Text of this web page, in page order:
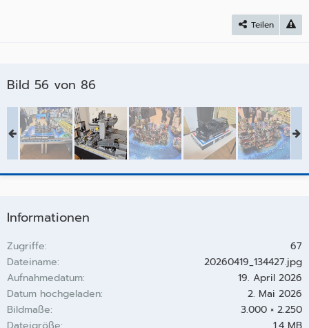
Teilen
Bild 56 von 86
Informationen
Zugriffe
67
Dateiname
20260419_134427.jpg
Aufnahmedatum
19. April 2026
Datum hochgeladen
2. Mai 2026
Bildmaße
3.000 × 2.250